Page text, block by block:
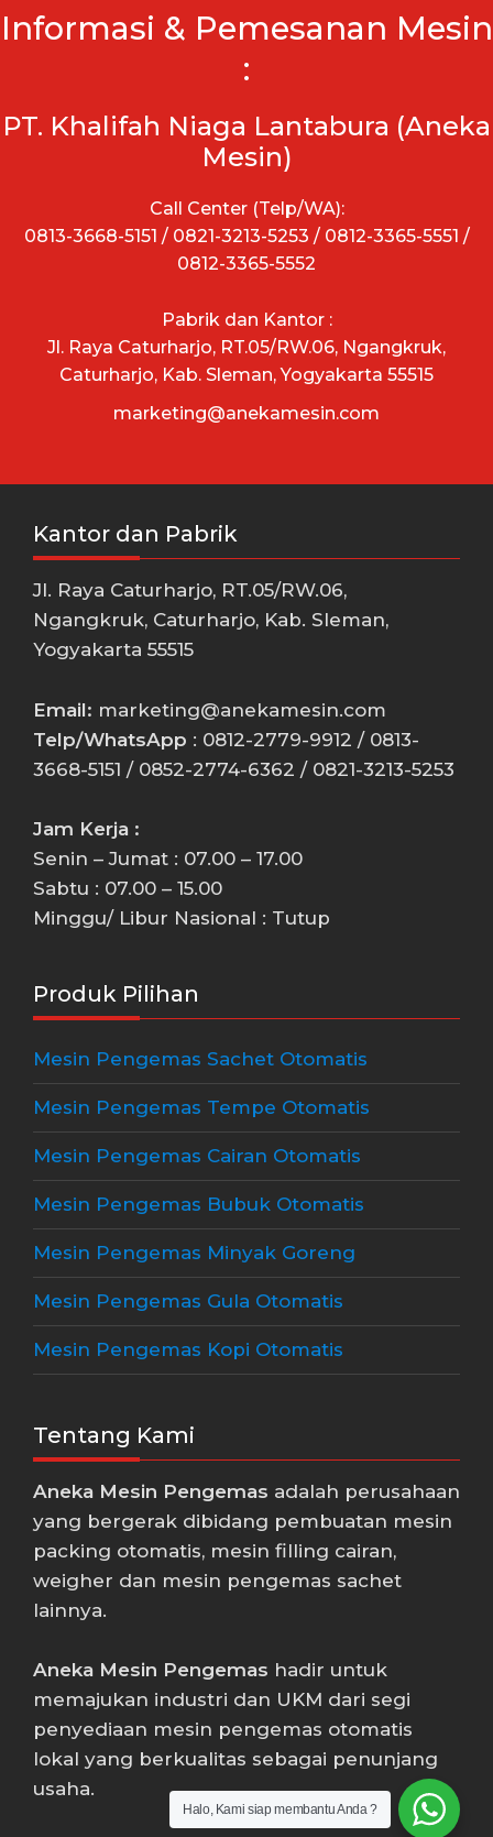
Informasi & Pemesanan Mesin
:
PT. Khalifah Niaga Lantabura (Aneka
Mesin)
Call Center (Telp/WA):
0813-3668-5151 / 0821-3213-5253 / 0812-3365-5551 /
0812-3365-5552
Pabrik dan Kantor :
Jl. Raya Caturharjo, RT.05/RW.06, Ngangkruk,
Caturharjo, Kab. Sleman, Yogyakarta 55515
marketing@anekamesin.com
Kantor dan Pabrik
Jl. Raya Caturharjo, RT.05/RW.06,
Ngangkruk, Caturharjo, Kab. Sleman,
Yogyakarta 55515
Email: marketing@anekamesin.com
Telp/WhatsApp : 0812-2779-9912 / 0813-
3668-5151 / 0852-2774-6362 / 0821-3213-5253
Jam Kerja :
Senin – Jumat : 07.00 – 17.00
Sabtu : 07.00 – 15.00
Minggu/ Libur Nasional : Tutup
Produk Pilihan
Mesin Pengemas Sachet Otomatis
Mesin Pengemas Tempe Otomatis
Mesin Pengemas Cairan Otomatis
Mesin Pengemas Bubuk Otomatis
Mesin Pengemas Minyak Goreng
Mesin Pengemas Gula Otomatis
Mesin Pengemas Kopi Otomatis
Tentang Kami
Aneka Mesin Pengemas adalah perusahaan
yang bergerak dibidang pembuatan mesin
packing otomatis, mesin filling cairan,
weigher dan mesin pengemas sachet
lainnya.
Aneka Mesin Pengemas hadir untuk
memajukan industri dan UKM dari segi
penyediaan mesin pengemas otomatis
lokal yang berkualitas sebagai penunjang
usaha.
Halo, Kami siap membantu Anda ?